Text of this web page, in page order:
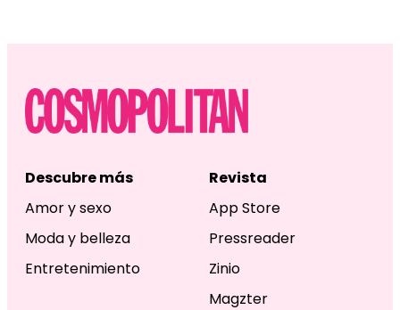
Descubre más
Amor y sexo
Moda y belleza
Entretenimiento
Revista
App Store
Pressreader
Zinio
Magzter